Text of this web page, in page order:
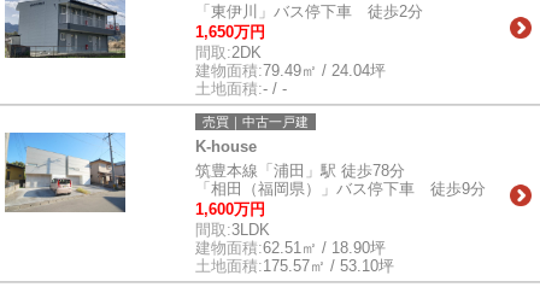
「東伊川」バス停下車 徒歩2分
1,650万円
間取:2DK
建物面積:79.49㎡ / 24.04坪
土地面積:- / -
売買｜中古一戸建
K-house
筑豊本線「浦田」駅 徒歩78分
「相田（福岡県）」バス停下車 徒歩9分
1,600万円
間取:3LDK
建物面積:62.51㎡ / 18.90坪
土地面積:175.57㎡ / 53.10坪